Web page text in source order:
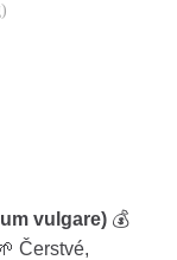
vulgare) 💰
Čerstvé,